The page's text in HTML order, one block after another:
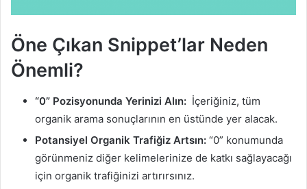
Öne Çıkan Snippet’lar Neden
Önemli?
“0” Pozisyonunda Yerinizi Alın: İçeriğiniz, tüm
organik arama sonuçlarının en üstünde yer alacak.
Potansiyel Organik Trafiğiz Artsın: “0” konumunda
görünmeniz diğer kelimelerinize de katkı sağlayacağı
için organik trafiğinizi artırırsınız.